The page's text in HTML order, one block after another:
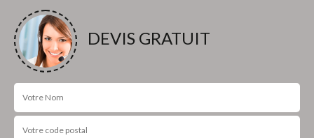
DEVIS GRATUIT